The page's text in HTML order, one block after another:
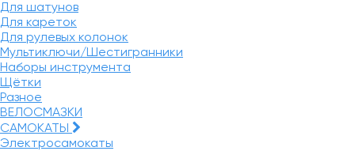
Для шатунов
Для кареток
Для рулевых колонок
Мультиключи/Шестигранники
Наборы инструмента
Щётки
Разное
ВЕЛОСМАЗКИ
САМОКАТЫ
Электросамокаты